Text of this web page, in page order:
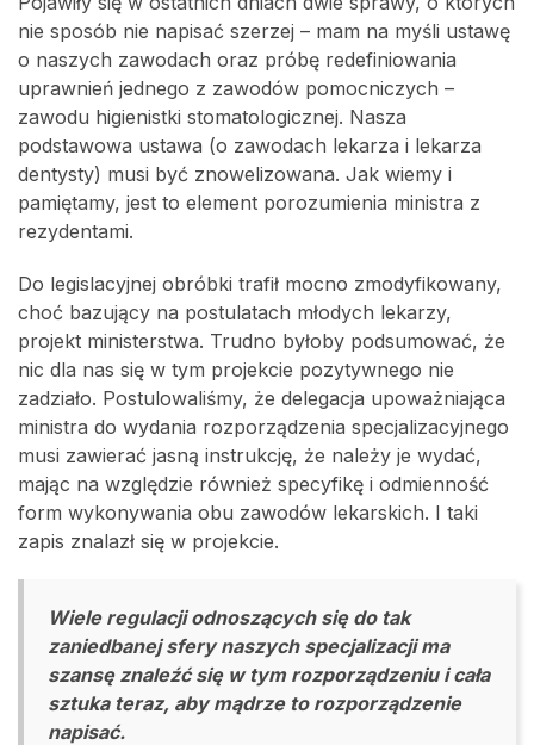
nie sposób nie napisać szerzej – mam na myśli ustawę
o naszych zawodach oraz próbę redefiniowania
uprawnień jednego z zawodów pomocniczych –
zawodu higienistki stomatologicznej. Nasza
podstawowa ustawa (o zawodach lekarza i lekarza
dentysty) musi być znowelizowana. Jak wiemy i
pamiętamy, jest to element porozumienia ministra z
rezydentami.
Do legislacyjnej obróbki trafił mocno zmodyfikowany,
choć bazujący na postulatach młodych lekarzy,
projekt ministerstwa. Trudno byłoby podsumować, że
nic dla nas się w tym projekcie pozytywnego nie
zadziało. Postulowaliśmy, że delegacja upoważniająca
ministra do wydania rozporządzenia specjalizacyjnego
musi zawierać jasną instrukcję, że należy je wydać,
mając na względzie również specyfikę i odmienność
form wykonywania obu zawodów lekarskich. I taki
zapis znalazł się w projekcie.
Wiele regulacji odnoszących się do tak
zaniedbanej sfery naszych specjalizacji ma
szansę znaleźć się w tym rozporządzeniu i cała
sztuka teraz, aby mądrze to rozporządzenie
napisać.